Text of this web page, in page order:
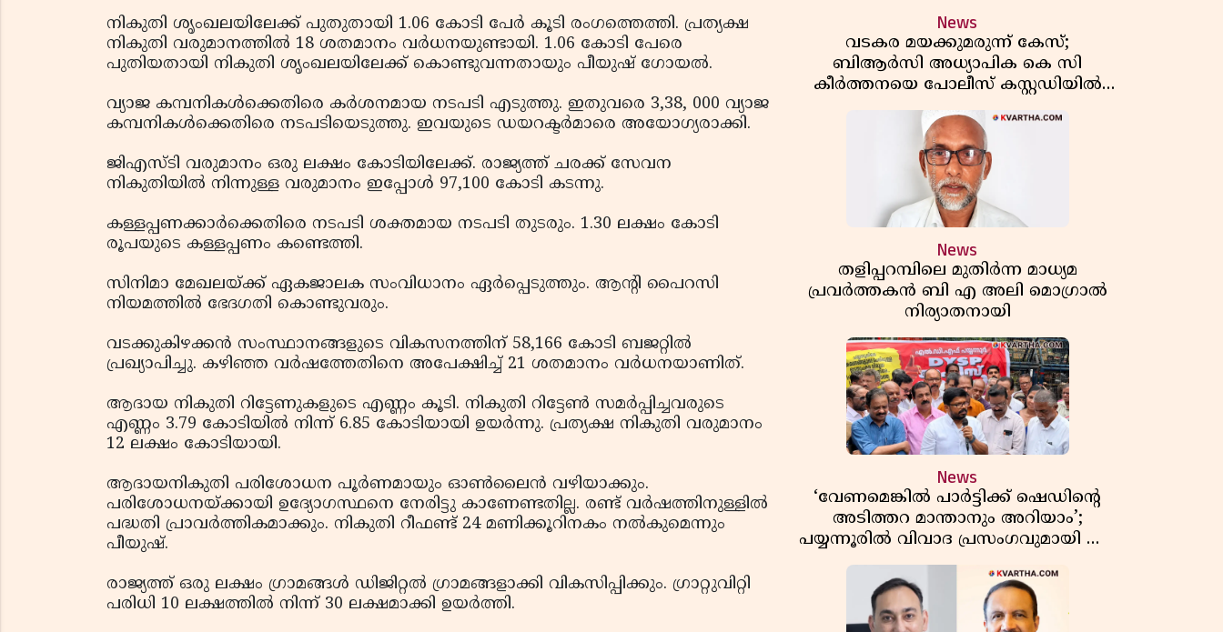
നികുതി ശൃംഖലയിലേക്ക് പുതുതായി 1.06 കോടി പേര്‍ കൂടി രംഗത്തെത്തി. പ്രത്യക്ഷ
നികുതി വരുമാനത്തില്‍ 18 ശതമാനം വര്‍ധനയുണ്ടായി. 1.06 കോടി പേരെ
പുതിയതായി നികുതി ശൃംഖലയിലേക്ക് കൊണ്ടുവന്നതായും പീയുഷ് ഗോയല്‍.
വ്യാജ കമ്പനികള്‍ക്കെതിരെ കര്‍ശനമായ നടപടി എടുത്തു. ഇതുവരെ 3,38, 000 വ്യാജ
കമ്പനികള്‍ക്കെതിരെ നടപടിയെടുത്തു. ഇവയുടെ ഡയറക്ടര്‍മാരെ അയോഗ്യരാക്കി.
ജിഎസ്ടി വരുമാനം ഒരു ലക്ഷം കോടിയിലേക്ക്. രാജ്യത്ത് ചരക്ക് സേവന
നികുതിയില്‍ നിന്നുള്ള വരുമാനം ഇപ്പോള്‍ 97,100 കോടി കടന്നു.
കള്ളപ്പണക്കാര്‍ക്കെതിരെ നടപടി ശക്തമായ നടപടി തുടരും. 1.30 ലക്ഷം കോടി
രൂപയുടെ കള്ളപ്പണം കണ്ടെത്തി.
സിനിമാ മേഖലയ്ക്ക് ഏകജാലക സംവിധാനം ഏര്‍പ്പെടുത്തും. ആന്റി പൈറസി
നിയമത്തില്‍ ഭേദഗതി കൊണ്ടുവരും.
വടക്കുകിഴക്കന്‍ സംസ്ഥാനങ്ങളുടെ വികസനത്തിന് 58,166 കോടി ബജറ്റില്‍
പ്രഖ്യാപിച്ചു. കഴിഞ്ഞ വര്‍ഷത്തേതിനെ അപേക്ഷിച്ച് 21 ശതമാനം വര്‍ധനയാണിത്.
ആദായ നികുതി റിട്ടേണുകളുടെ എണ്ണം കൂടി. നികുതി റിട്ടേണ്‍ സമര്‍പ്പിച്ചവരുടെ
എണ്ണം 3.79 കോടിയില്‍ നിന്ന് 6.85 കോടിയായി ഉയര്‍ന്നു. പ്രത്യക്ഷ നികുതി വരുമാനം
12 ലക്ഷം കോടിയായി.
ആദായനികുതി പരിശോധന പൂര്‍ണമായും ഓണ്‍ലൈന്‍ വഴിയാക്കും.
പരിശോധനയ്ക്കായി ഉദ്യോഗസ്ഥനെ നേരിട്ടു കാണേണ്ടതില്ല. രണ്ട് വര്‍ഷത്തിനുള്ളില്‍
പദ്ധതി പ്രാവര്‍ത്തികമാക്കും. നികുതി റീഫണ്ട് 24 മണിക്കൂറിനകം നല്‍കുമെന്നും
പീയുഷ്.
രാജ്യത്ത് ഒരു ലക്ഷം ഗ്രാമങ്ങള്‍ ഡിജിറ്റല്‍ ഗ്രാമങ്ങളാക്കി വികസിപ്പിക്കും. ഗ്രാറ്റുവിറ്റി
പരിധി 10 ലക്ഷത്തില്‍ നിന്ന് 30 ലക്ഷമാക്കി ഉയര്‍ത്തി.
News
വടകര മയക്കുമരുന്ന് കേസ്;
ബിആർസി അധ്യാപിക കെ സി
കീർത്തനയെ പോലീസ് കസ്റ്റഡിയിൽ
News
തളിപ്പറമ്പിലെ മുതിർന്ന മാധ്യമ
പ്രവർത്തകൻ ബി എ അലി മൊഗ്രാൽ
നിര്യാതനായി
News
‘വേണമെങ്കിൽ പാർട്ടിക്ക് ഷെഡിൻ്റെ
അടിത്തറ മാന്താനും അറിയാം’;
പയ്യന്നൂരിൽ വിവാദ പ്രസംഗവുമായി കെ
കെ രാഗേഷ്